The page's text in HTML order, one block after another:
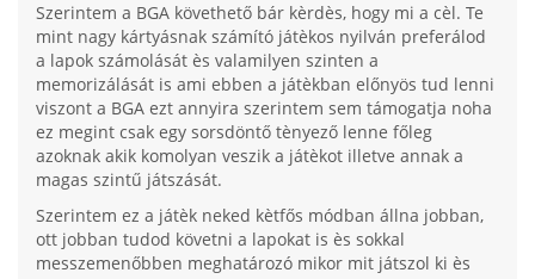
Szerintem a BGA követhető bár kèrdès, hogy mi a cèl. Te
mint nagy kártyásnak számító játèkos nyilván preferálod
a lapok számolását ès valamilyen szinten a
memorizálását is ami ebben a játèkban előnyös tud lenni
viszont a BGA ezt annyira szerintem sem támogatja noha
ez megint csak egy sorsdöntő tènyező lenne főleg
azoknak akik komolyan veszik a játèkot illetve annak a
magas szintű játszását.
Szerintem ez a játèk neked kètfős módban állna jobban,
ott jobban tudod követni a lapokat is ès sokkal
messzemenőbben meghatározó mikor mit játszol ki ès